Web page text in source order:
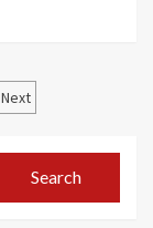
Next